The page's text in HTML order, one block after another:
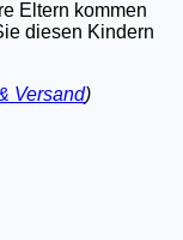
Eltern kommen
diesen Kindern
Versand)